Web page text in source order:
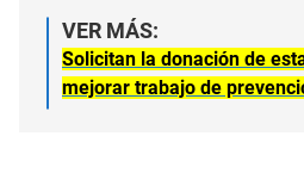
VER MÁS:
Solicitan la donación de
mejorar trabajo de